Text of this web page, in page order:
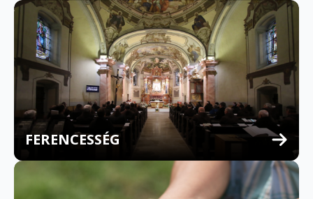
FERENCESSÉG
MULTILINGUAL CONFESSION